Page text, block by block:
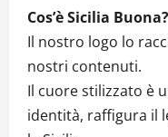
Cos’è Sicilia Buona?
Il nostro logo lo
nostri contenuti.
Il cuore stilizzato è
identità, raffigura il